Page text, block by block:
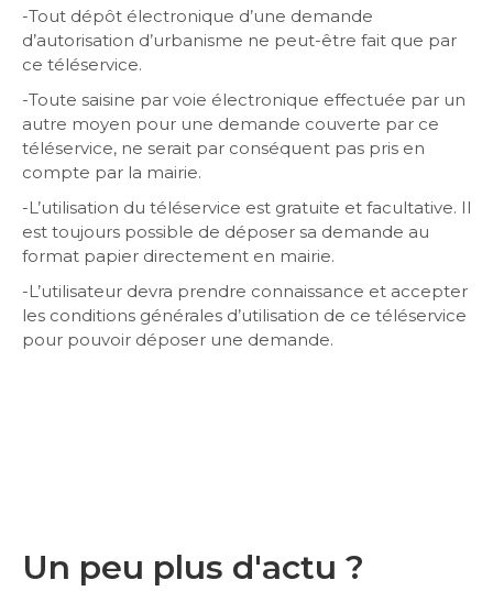
-Tout dépôt électronique d’une demande
d’autorisation d’urbanisme ne peut-être fait que par
ce téléservice.
-Toute saisine par voie électronique effectuée par un
autre moyen pour une demande couverte par ce
téléservice, ne serait par conséquent pas pris en
compte par la mairie.
-L’utilisation du téléservice est gratuite et facultative. Il
est toujours possible de déposer sa demande au
format papier directement en mairie.
-L’utilisateur devra prendre connaissance et accepter
les conditions générales d’utilisation de ce téléservice
pour pouvoir déposer une demande.
Un peu plus d'actu ?